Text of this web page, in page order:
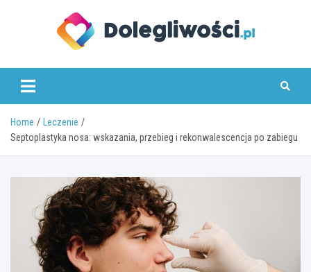
dolegliwosci.pl
Home
Leczenie
Septoplastyka nosa: wskazania, przebieg i rekonwalescencja po zabiegu